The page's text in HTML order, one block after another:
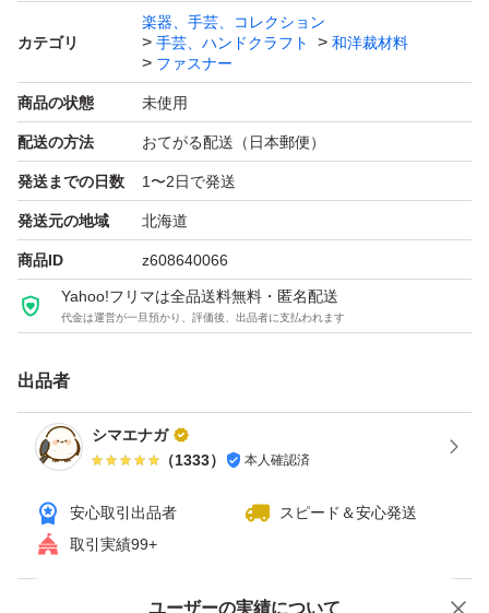
状態：新品未使用
※インポート品のため、細かな擦れや歪みがある場合がご
ざいます。ご理解の上ご購入をお願いいたします。
カテゴリ
楽器、手芸、コレクション
手芸、ハンドクラフト
和洋裁材料
ファスナー
商品の状態 未使用
配送の方法 おてがる配送（日本郵便）
発送までの日数 1〜2日で発送
発送元の地域 北海道
商品ID z608640066
Yahoo!フリマは全品送料無料・匿名配送
代金は運営が一旦預かり、評価後、出品者に支払われます
出品者
シマエナガ
（1333） 本人確認済
安心取引出品者
スピード＆安心発送
取引実績99+
ユーザーの実績について